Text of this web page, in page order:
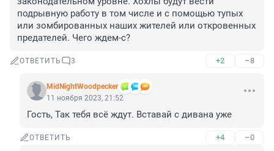
подрывную работу в том числе и с помощью тупых
или зомбированных наших жителей или откровенных
предателей. Чего ждем-с?
ОТВЕТИТЬ 3 +2 –8
MidNightWoodpecker
11 ноября 2023, 21:52
Гость, Так тебя всё ждут. Вставай с дивана уже
ОТВЕТИТЬ +4 –0